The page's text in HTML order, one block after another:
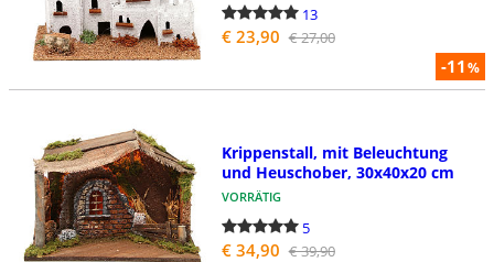
-11%
13
€ 23,90 € 27,00
Krippenstall, mit Beleuchtung
und Heuschober, 30x40x20 cm
VORRÄTIG
5
€ 34,90 € 39,90